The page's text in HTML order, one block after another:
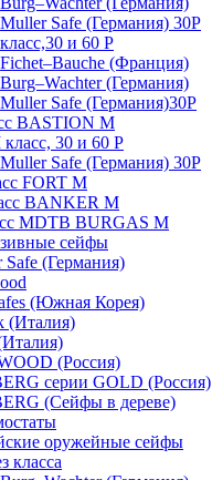
Muller Safe (Германия) 30Р
и 60 P
Fichet–Bauche (Франция)
Burg–Wachter (Германия)
Muller Safe (Германия)30P
BASTION M
30 и 60 P
Muller Safe (Германия) 30Р
FORT M
BANKER M
МDTB BURGAS M
сейфы
Safe (Германия)
(Южная Корея)
(Италия)
(Россия)
серии GOLD (Россия)
(Сейфы в дереве)
оружейные сейфы
класса